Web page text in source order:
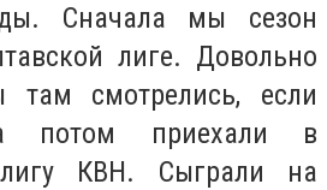
Сначала мы сезон
лиге. Довольно
там смотрелись, если
потом приехали в
лигу КВН. Сыграли на